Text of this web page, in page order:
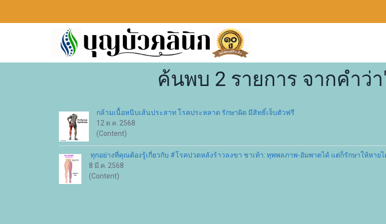
ค้นพบ 2 รายการ จากคำว่
กล้ามเนื้อหนีบเส้นประสาท โรคประหลาด รักษาผิด มีสิทธิ์เจ็บตัวฟรี
12 ต.ค. 2568
(Content)
ทุกอย่างที่คุณต้องรู้เกี่ยวกับ #โรคปวดหลังร้าวลงขา ชาเท้า: ทุพพลภาพ-อัมพาตได้ แต่ก็รักษาให้หาย
8 มี.ค. 2568
(Content)